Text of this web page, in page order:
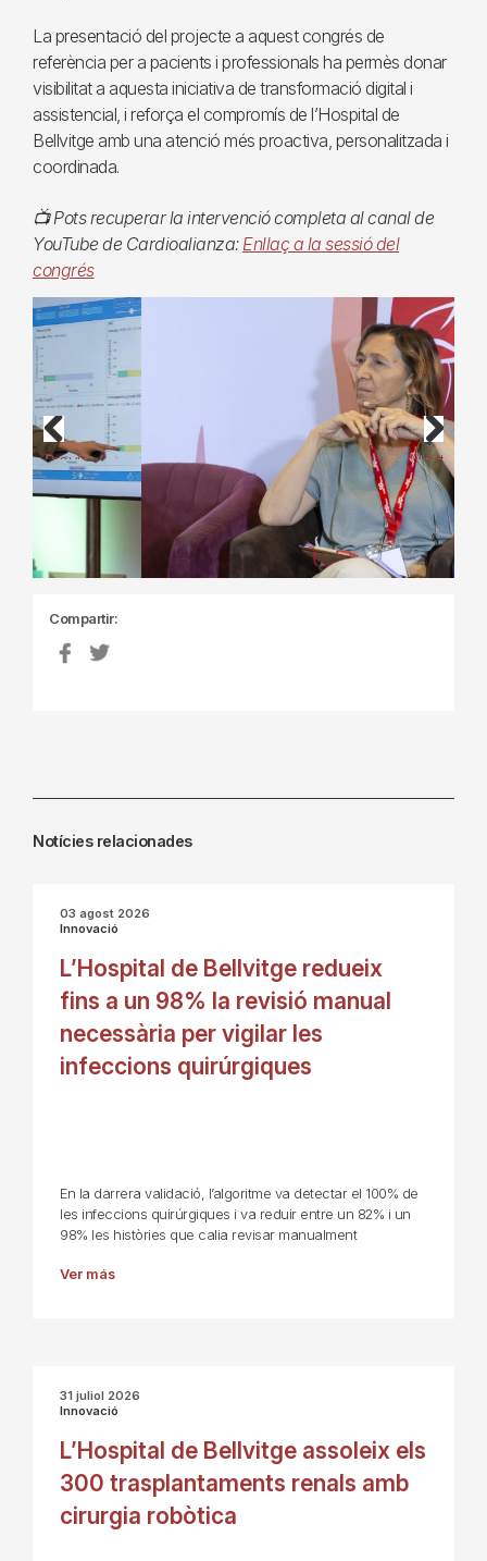
La presentació del projecte a aquest congrés de
referència per a pacients i professionals ha permès donar
visibilitat a aquesta iniciativa de transformació digital i
assistencial, i reforça el compromís de l’Hospital de
Bellvitge amb una atenció més proactiva, personalitzada i
coordinada.
📺 Pots recuperar la intervenció completa al canal de
YouTube de Cardioalianza:Enllaç a la sessió del
congrés
Previous Next
Compartir:
Notícies relacionades
03 agost 2026
Innovació
L’Hospital de Bellvitge redueix
fins a un 98% la revisió manual
necessària per vigilar les
infeccions quirúrgiques
En la darrera validació, l’algoritme va detectar el 100% de
les infeccions quirúrgiques i va reduir entre un 82% i un
98% les històries que calia revisar manualment
Ver más
31 juliol 2026
Innovació
L’Hospital de Bellvitge assoleix els
300 trasplantaments renals amb
cirurgia robòtica